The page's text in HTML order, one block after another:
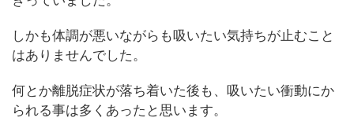
しかも体調が悪いながらも吸いたい気持ちが止むこと
はありませんでした。
何とか離脱症状が落ち着いた後も、吸いたい衝動にか
られる事は多くあったと思います。